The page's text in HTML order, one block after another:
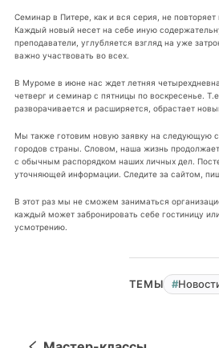
Семинар в Питере, как и вся серия, не
Каждый новый несет на себе иную
преподаватели, углубляется взгляд на уже
важно участвовать во всех.
В Муроме в июне нас ждет летняя
четверг и семинар с пятницы по воскресенье.
разворачивается и расширяется, обрастает
Мы также готовим новую заявку на следующую
городов страны. Словом, наша жизнь
с обычным распорядком наших личных дел.
уточняющей информации. Следите за сайтом,
В этот раз мы не сможем заниматься
каждый может забронировать себе гостиницу
усмотрению.
ТЕМЫ